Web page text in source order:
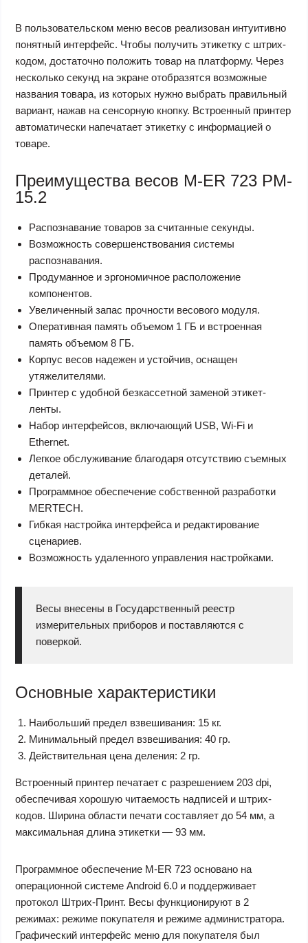
В пользовательском меню весов реализован интуитивно
понятный интерфейс. Чтобы получить этикетку с штрих-
кодом, достаточно положить товар на платформу. Через
несколько секунд на экране отобразятся возможные
названия товара, из которых нужно выбрать правильный
вариант, нажав на сенсорную кнопку. Встроенный принтер
автоматически напечатает этикетку с информацией о
товаре.
Преимущества весов M-ER 723 PM-
15.2
Распознавание товаров за считанные секунды.
Возможность совершенствования системы
распознавания.
Продуманное и эргономичное расположение
компонентов.
Увеличенный запас прочности весового модуля.
Оперативная память объемом 1 ГБ и встроенная
память объемом 8 ГБ.
Корпус весов надежен и устойчив, оснащен
утяжелителями.
Принтер с удобной безкассетной заменой этикет-
ленты.
Набор интерфейсов, включающий USB, Wi-Fi и
Ethernet.
Легкое обслуживание благодаря отсутствию съемных
деталей.
Программное обеспечение собственной разработки
MERTECH.
Гибкая настройка интерфейса и редактирование
сценариев.
Возможность удаленного управления настройками.
Весы внесены в Государственный реестр
измерительных приборов и поставляются с
поверкой.
Основные характеристики
Наибольший предел взвешивания: 15 кг.
Минимальный предел взвешивания: 40 гр.
Действительная цена деления: 2 гр.
Встроенный принтер печатает с разрешением 203 dpi,
обеспечивая хорошую читаемость надписей и штрих-
кодов. Ширина области печати составляет до 54 мм, а
максимальная длина этикетки — 93 мм.
Программное обеспечение M-ER 723 основано на
операционной системе Android 6.0 и поддерживает
протокол Штрих-Принт. Весы функционируют в 2
режимах: режиме покупателя и режиме администратора.
Графический интерфейс меню для покупателя был